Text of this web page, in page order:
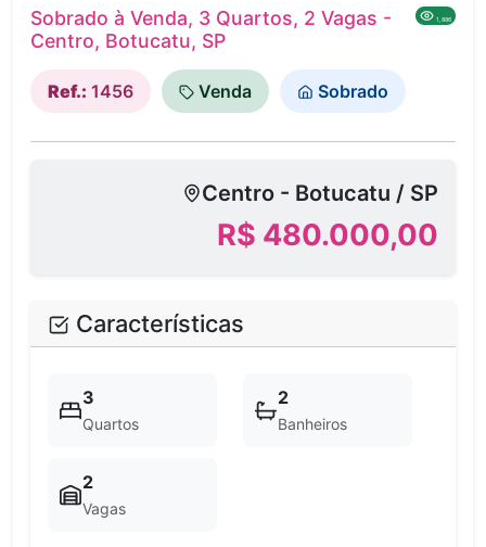
Sobrado à Venda, 3 Quartos, 2 Vagas -
Centro, Botucatu, SP
1,886
Ref.: 1456 Venda Sobrado
Centro - Botucatu / SP
R$ 480.000,00
Características
3
Quartos
2
Banheiros
2
Vagas